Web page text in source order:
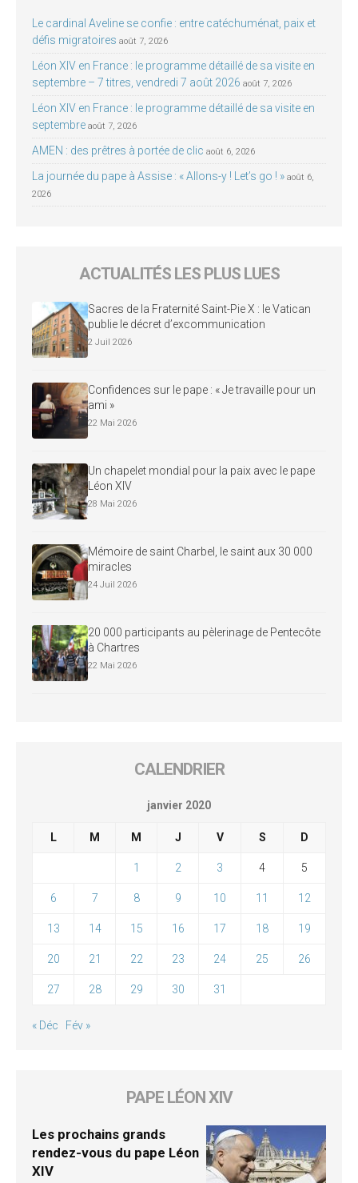
Le cardinal Aveline se confie : entre catéchuménat, paix et
défis migratoires août 7, 2026
Léon XIV en France : le programme détaillé de sa visite en
septembre – 7 titres, vendredi 7 août 2026 août 7, 2026
Léon XIV en France : le programme détaillé de sa visite en
septembre août 7, 2026
AMEN : des prêtres à portée de clic août 6, 2026
La journée du pape à Assise : « Allons-y ! Let’s go ! » août 6,
2026
ACTUALITÉS LES PLUS LUES
Sacres de la Fraternité Saint-Pie X : le Vatican
publie le décret d’excommunication
2 Juil 2026
Confidences sur le pape : « Je travaille pour un
ami »
22 Mai 2026
Un chapelet mondial pour la paix avec le pape
Léon XIV
28 Mai 2026
Mémoire de saint Charbel, le saint aux 30 000
miracles
24 Juil 2026
20 000 participants au pèlerinage de Pentecôte
à Chartres
22 Mai 2026
CALENDRIER
janvier 2020
L M M J V S D
1 2 3 4 5
6 7 8 9 10 11 12
13 14 15 16 17 18 19
20 21 22 23 24 25 26
27 28 29 30 31
« Déc Fév »
PAPE LÉON XIV
Les prochains grands
rendez-vous du pape Léon
XIV